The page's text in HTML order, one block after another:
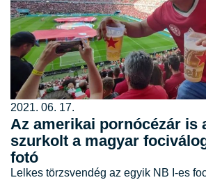
2021. 06. 17.
Az amerikai pornócézár is
szurkolt a magyar
fotó
Lelkes törzsvendég az egyik NB I-es